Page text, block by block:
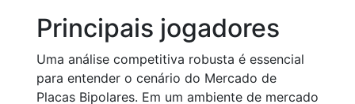
Principais jogadores
Uma análise competitiva robusta é essencial
para entender o cenário do Mercado de
Placas Bipolares. Em um ambiente de mercado